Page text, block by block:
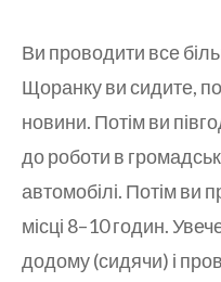
Ви проводити все
Щоранку ви сидите,
новини. Потім ви
до роботи в
автомобілі. Потім ви
місці 8–10 годин.
додому (сидячи) і